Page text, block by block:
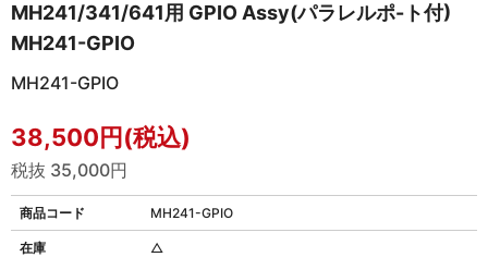
MH241/341/641用 GPIO Assy(パラレルポ-ト付)
MH241-GPIO
MH241-GPIO
38,500円(税込)
税抜 35,000円
商品コード MH241-GPIO
在庫 △